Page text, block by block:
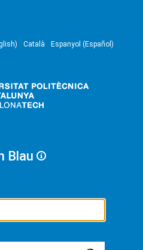
Català Espanyol (Español)
Blau